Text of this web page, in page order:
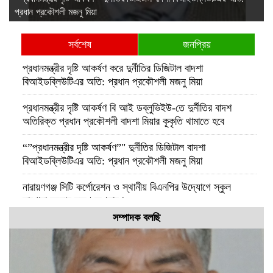
প্রধান প্রকৌশলী মজনু মিয়া
সর্বশেষ
জনপ্রিয়
প্রধানমন্ত্রীর দৃষ্টি আকর্ষণ করে দুর্নীতির ডিজিটাল বাদশা
বিআইডব্লিউটিএর অতি: প্রধান প্রকৌশলী মজনু মিয়া
প্রধানমন্ত্রীর দৃষ্টি আকর্ষণ বি আই ডব্লুভিইউ-তে দুর্নীতির বাদশ
অতিরিক্ত প্রধান প্রকৌশলী বাদশা মিয়ার কূকৃতি থামাতে হবে
“”প্রধানমন্ত্রীর দৃষ্টি আকর্ষণ”" দুর্নীতির ডিজিটাল বাদশা
বিআইডব্লিউটিএর অতি: প্রধান প্রকৌশলী মজনু মিয়া
নারায়ণগঞ্জ সিটি কর্পোরেশন ও স্থানীয় বিএনপির উদ্যোগে স্কুল
লাগোয়া ময়লার স্তুপ অপসারণ
পটুয়াখালীতে আমতলীর শ্রমিক দল সভাপতিকে কুপিয়ে ও পিটিয়ে হত্যা
কুমিল্লার প্রথম নারী জেলা প্রশাসক হলেন রোজী আক্তার
সম্পাদক বলছি